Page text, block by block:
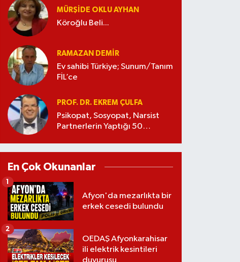
MÜRŞIDE OKLU AYHAN
Köroğlu Beli...
RAMAZAN DEMİR
Ev sahibi Türkiye; Sunum/Tanım
FİL’ce
PROF. DR. EKREM ÇULFA
Psikopat, Sosyopat, Narsist
Partnerlerin Yaptığı 50
En Çok Okunanlar
Afyon'da mezarlıkta bir
erkek cesedi bulundu
1
OEDAŞ Afyonkarahisar
ili elektrik kesintileri
duyurusu
2